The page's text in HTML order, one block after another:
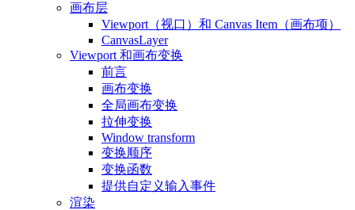
画布层
Viewport（视口）和 Canvas Item（画布项）
CanvasLayer
Viewport 和画布变换
前言
画布变换
全局画布变换
拉伸变换
Window transform
变换顺序
变换函数
提供自定义输入事件
渲染